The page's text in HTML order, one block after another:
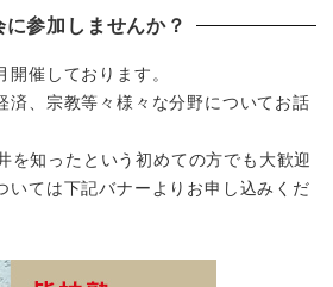
に参加しませんか？
催しております。
済、宗教等々様々な分野についてお話
知ったという初めての方でも大歓迎
いては下記バナーよりお申し込みくだ